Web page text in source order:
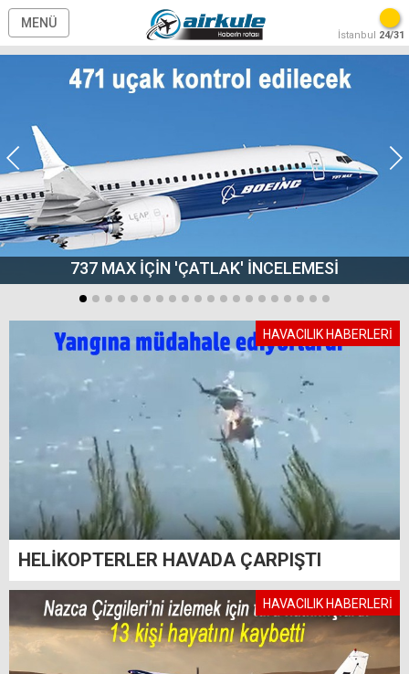
MENÜ
İstanbul 24/31
737 MAX İÇİN 'ÇATLAK' İNCELEMESİ
HAVACILIK HABERLERİ
HELİKOPTERLER HAVADA ÇARPIŞTI
HAVACILIK HABERLERİ